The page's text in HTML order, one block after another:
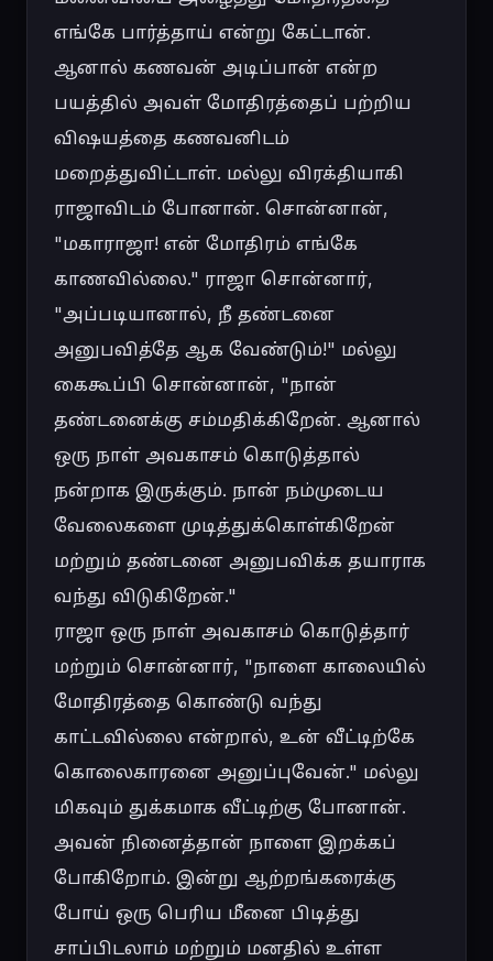
எங்கே பார்த்தாய் என்று கேட்டான்.
ஆனால் கணவன் அடிப்பான் என்ற
பயத்தில் அவள் மோதிரத்தைப் பற்றிய
விஷயத்தை கணவனிடம்
மறைத்துவிட்டாள். மல்லு விரக்தியாகி
ராஜாவிடம் போனான். சொன்னான்,
"மகாராஜா! என் மோதிரம் எங்கே
காணவில்லை." ராஜா சொன்னார்,
"அப்படியானால், நீ தண்டனை
அனுபவித்தே ஆக வேண்டும்!" மல்லு
கைகூப்பி சொன்னான், "நான்
தண்டனைக்கு சம்மதிக்கிறேன். ஆனால்
ஒரு நாள் அவகாசம் கொடுத்தால்
நன்றாக இருக்கும். நான் நம்முடைய
வேலைகளை முடித்துக்கொள்கிறேன்
மற்றும் தண்டனை அனுபவிக்க தயாராக
வந்து விடுகிறேன்."
ராஜா ஒரு நாள் அவகாசம் கொடுத்தார்
மற்றும் சொன்னார், "நாளை காலையில்
மோதிரத்தை கொண்டு வந்து
காட்டவில்லை என்றால், உன் வீட்டிற்கே
கொலைகாரனை அனுப்புவேன்." மல்லு
மிகவும் துக்கமாக வீட்டிற்கு போனான்.
அவன் நினைத்தான் நாளை இறக்கப்
போகிறோம். இன்று ஆற்றங்கரைக்கு
போய் ஒரு பெரிய மீனை பிடித்து
சாப்பிடலாம் மற்றும் மனதில் உள்ள